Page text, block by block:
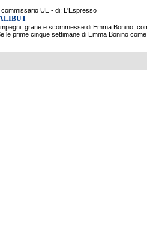
UE - di: L'Espresso
grane e scommesse di Emma Bonino,
le prime cinque settimane di Emma Bonino